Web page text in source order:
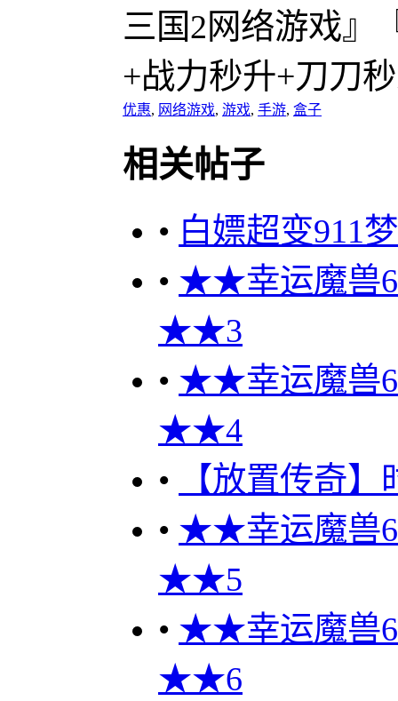
三国2网络游戏』
+战力秒升+刀刀
优惠, 网络游戏, 游戏, 手游, 盒子
相关帖子
• 白嫖超变911
• ★★幸运魔兽
★★3
• ★★幸运魔兽
★★4
•
【放置传奇
• ★★幸运魔兽
★★5
• ★★幸运魔兽
★★6